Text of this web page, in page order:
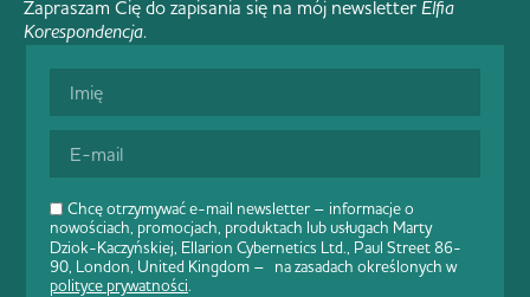
Chcę otrzymywać e-mail newsletter – informacje o
nowościach, promocjach, produktach lub usługach Marty
Dziok-Kaczyńskiej, Ellarion Cybernetics Ltd., Paul Street 86-
90, London, United Kingdom – na zasadach określonych w
polityce prywatności.
Zapraszam Cię do zapisania się na mój newsletter Elfia
Korespondencja.